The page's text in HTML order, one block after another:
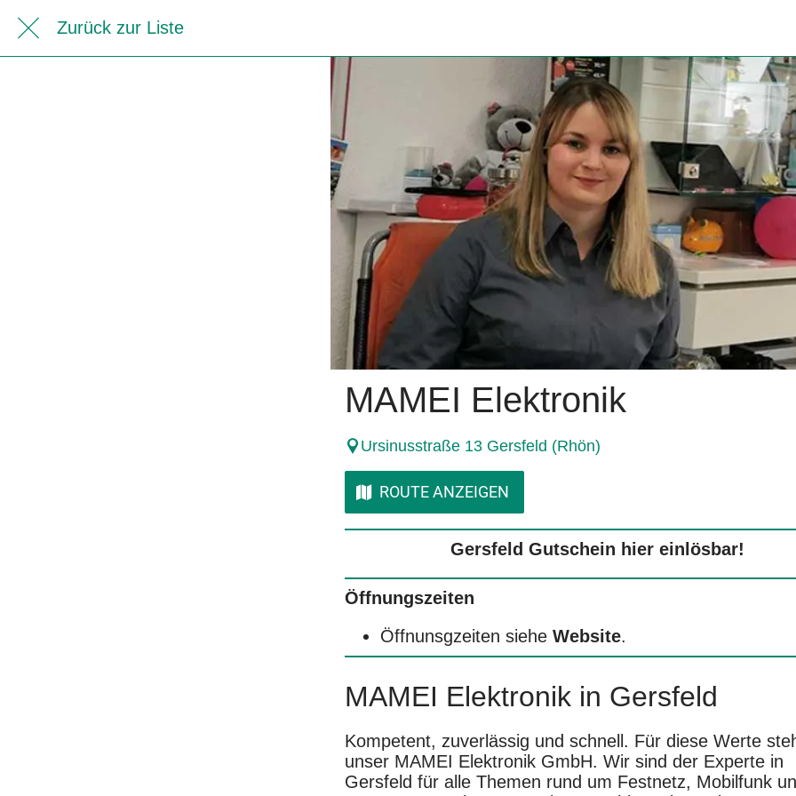
Zurück zur Liste
MAMEI Elektronik
Ursinusstraße 13 Gersfeld (Rhön)
ROUTE ANZEIGEN
Gersfeld Gutschein hier einlösbar!
Öffnungszeiten
Öffnunsgzeiten siehe Website.
MAMEI Elektronik in Gersfeld
Kompetent, zuverlässig und schnell. Für diese Werte
unser MAMEI Elektronik GmbH. Wir sind der Experte in
Gersfeld für alle Themen rund um Festnetz, Mobilfunk